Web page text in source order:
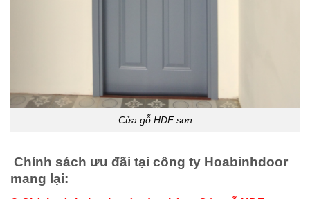
Cửa gỗ HDF sơn
Chính sách ưu đãi tại công ty Hoabinhdoor
mang lại: